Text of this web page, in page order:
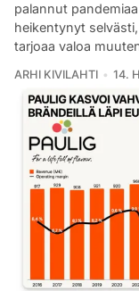
palannut
heikentynyt
tarjoaa valoa
ARHI KIVILAHTI 14.